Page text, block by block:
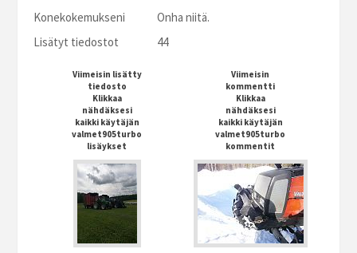
Konekokemukseni
Onha niitä.
Lisätyt tiedostot
44
Viimeisin lisätty
tiedosto
Klikkaa
nähdäksesi
kaikki käytäjän
valmet905turbo
lisäykset
Viimeisin
kommentti
Klikkaa
nähdäksesi
kaikki käytäjän
valmet905turbo
kommentit